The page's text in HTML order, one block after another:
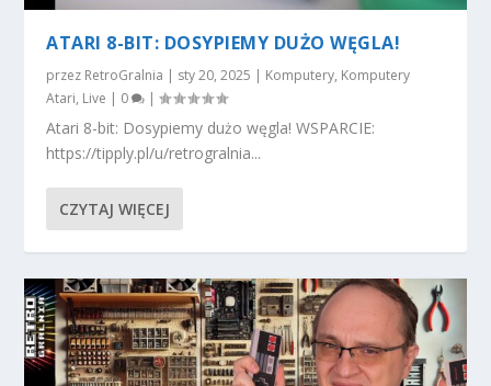
ATARI 8-BIT: DOSYPIEMY DUŻO WĘGLA!
przez RetroGralnia | sty 20, 2025 | Komputery, Komputery
Atari, Live | 0 |
Atari 8-bit: Dosypiemy dużo węgla! WSPARCIE:
https://tipply.pl/u/retrogralnia...
CZYTAJ WIĘCEJ